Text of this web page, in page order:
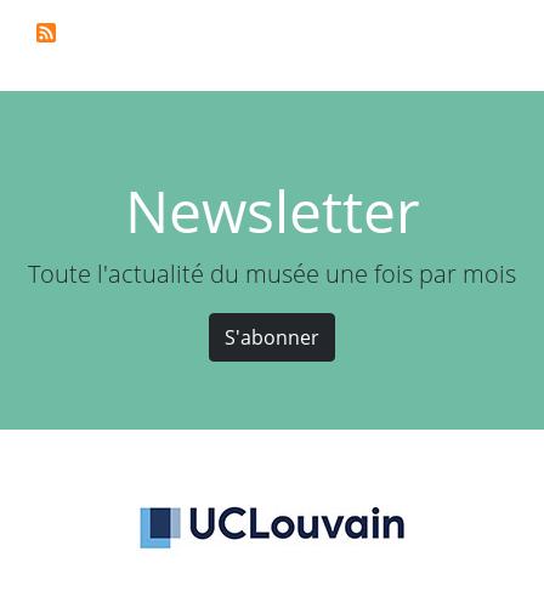
Newsletter
Toute l'actualité du musée une fois par mois
S'abonner